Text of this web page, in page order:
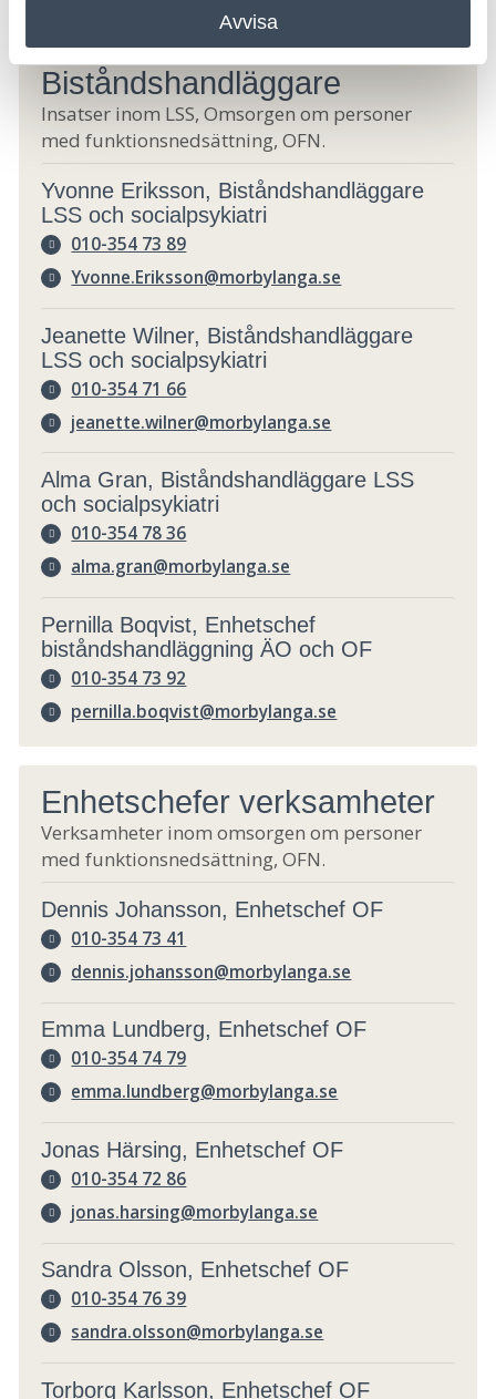
Avvisa
Biståndshandläggare
Insatser inom LSS, Omsorgen om personer
med funktionsnedsättning, OFN.
Yvonne Eriksson, Biståndshandläggare
LSS och socialpsykiatri
010-354 73 89
Yvonne.Eriksson@morbylanga.se
Jeanette Wilner, Biståndshandläggare
LSS och socialpsykiatri
010-354 71 66
jeanette.wilner@morbylanga.se
Alma Gran, Biståndshandläggare LSS
och socialpsykiatri
010-354 78 36
alma.gran@morbylanga.se
Pernilla Boqvist, Enhetschef
biståndshandläggning ÄO och OF
010-354 73 92
pernilla.boqvist@morbylanga.se
Enhetschefer verksamheter
Verksamheter inom omsorgen om personer
med funktionsnedsättning, OFN.
Dennis Johansson, Enhetschef OF
010-354 73 41
dennis.johansson@morbylanga.se
Emma Lundberg, Enhetschef OF
010-354 74 79
emma.lundberg@morbylanga.se
Jonas Härsing, Enhetschef OF
010-354 72 86
jonas.harsing@morbylanga.se
Sandra Olsson, Enhetschef OF
010-354 76 39
sandra.olsson@morbylanga.se
Torborg Karlsson, Enhetschef OF